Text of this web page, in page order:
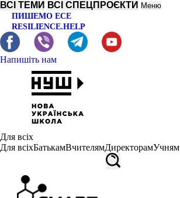
ВСІ ТЕМИ ВСІ СПЕЦПРОЄКТИ Меню
ПИШЕМО ЕСЕ
RESILIENCE.HELP
Напишіть нам
Для всіх
Для всіхБатькамВчителямДиректорамУчням